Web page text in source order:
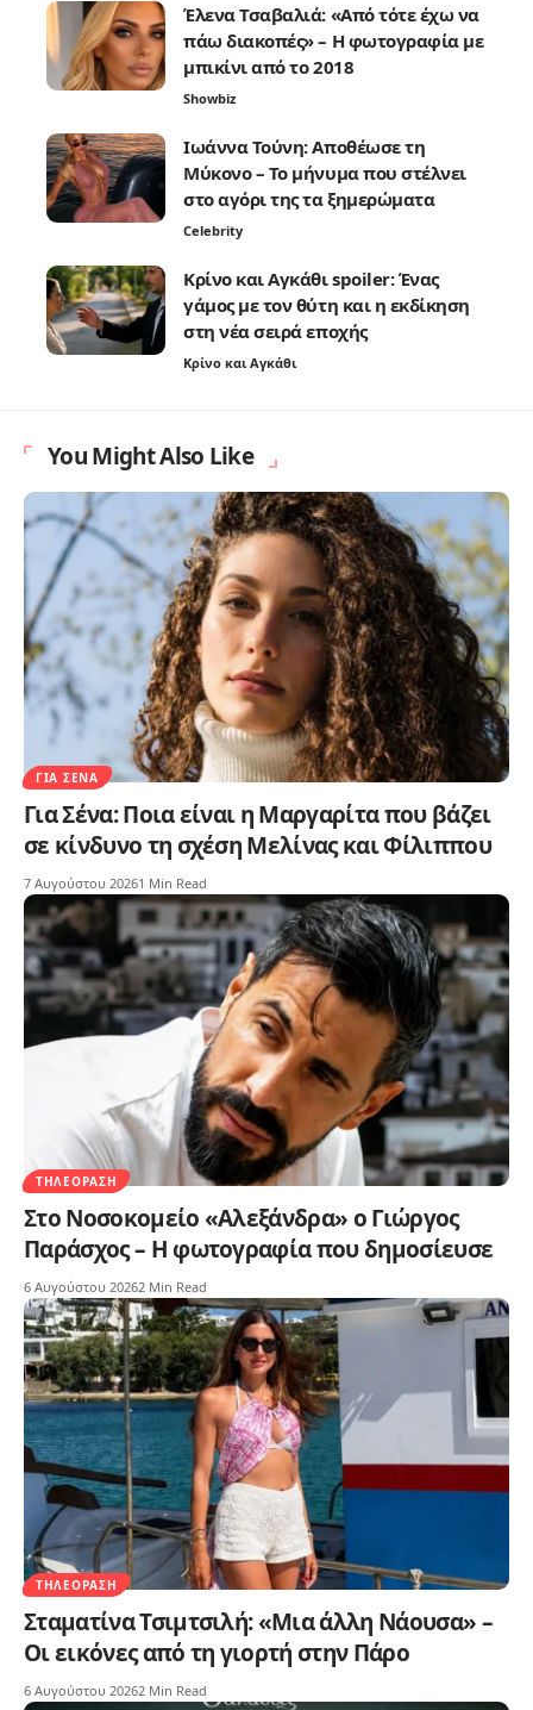
Έλενα Τσαβαλιά: «Από τότε έχω να
πάω διακοπές» – Η φωτογραφία με
μπικίνι από το 2018
Showbiz
Ιωάννα Τούνη: Αποθέωσε τη
Μύκονο – Το μήνυμα που στέλνει
στο αγόρι της τα ξημερώματα
Celebrity
Κρίνο και Αγκάθι spoiler: Ένας
γάμος με τον θύτη και η εκδίκηση
στη νέα σειρά εποχής
Κρίνο και Αγκάθι
You Might Also Like
ΓΙΑ ΣΈΝΑ
Για Σένα: Ποια είναι η Μαργαρίτα που βάζει
σε κίνδυνο τη σχέση Μελίνας και Φίλιππου
7 Αυγούστου 20261 Min Read
ΤΗΛΕΌΡΑΣΗ
Στο Νοσοκομείο «Αλεξάνδρα» ο Γιώργος
Παράσχος – Η φωτογραφία που δημοσίευσε
6 Αυγούστου 20262 Min Read
ΤΗΛΕΌΡΑΣΗ
Σταματίνα Τσιμτσιλή: «Μια άλλη Νάουσα» –
Οι εικόνες από τη γιορτή στην Πάρο
6 Αυγούστου 20262 Min Read